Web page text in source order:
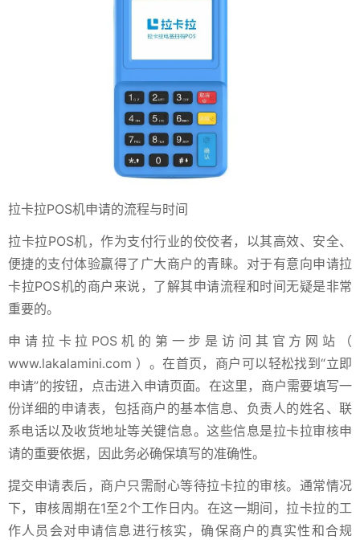
拉卡拉POS机申请的流程与时间
拉卡拉POS机，作为支付行业的佼佼者，以其高效、安全、
便捷的支付体验赢得了广大商户的青睐。对于有意向申请拉
卡拉POS机的商户来说，了解其申请流程和时间无疑是非常
重要的。
申请拉卡拉POS机的第一步是访问其官方网站（
www.lakalamini.com ）。在首页，商户可以轻松找到“立即
申请”的按钮，点击进入申请页面。在这里，商户需要填写一
份详细的申请表，包括商户的基本信息、负责人的姓名、联
系电话以及收货地址等关键信息。这些信息是拉卡拉审核申
请的重要依据，因此务必确保填写的准确性。
提交申请表后，商户只需耐心等待拉卡拉的审核。通常情况
下，审核周期在1至2个工作日内。在这一期间，拉卡拉的工
作人员会对申请信息进行核实，确保商户的真实性和合规